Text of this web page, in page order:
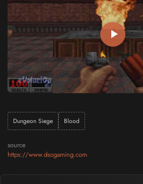
Dungeon Siege Blood
source
https://www.dsogaming.com